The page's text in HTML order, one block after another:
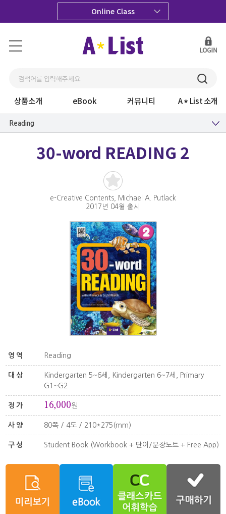
Online Class
상품소개 eBook 커뮤니티 A List 소개
Reading
30-word READING 2
e-Creative Contents, Michael A. Putlack
2017년 04월 출시
영역 Reading
대상
Kindergarten 5~6세, Kindergarten 6~7세, Primary
G1~G2
정가 16,000원
사양 80쪽 / 4도 / 210*275(mm)
구성 Student Book (Workbook + 단어/문장노트 + Free App)